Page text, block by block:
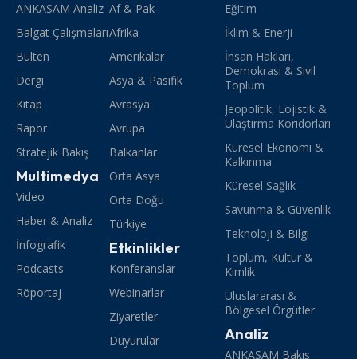
ANKASAM Analiz
Balgat Çalışmaları
Bülten
Dergi
Kitap
Rapor
Stratejik Bakış
Multimedya
Video
Haber & Analiz
İnfografik
Podcasts
Röportaj
Af & Pak
Afrika
Amerikalar
Asya & Pasifik
Avrasya
Avrupa
Balkanlar
Orta Asya
Orta Doğu
Türkiye
Etkinlikler
Konferanslar
Webinarlar
Ziyaretler
Duyurular
Eğitim
İklim & Enerji
İnsan Hakları,
Demokrasi & Sivil
Toplum
Jeopolitik, Lojistik &
Ulaştırma Koridorları
Küresel Ekonomi &
Kalkınma
Küresel Sağlık
Savunma & Güvenlik
Teknoloji & Bilgi
Toplum, Kültür &
Kimlik
Uluslararası &
Bölgesel Örgütler
Analiz
ANKASAM Bakış